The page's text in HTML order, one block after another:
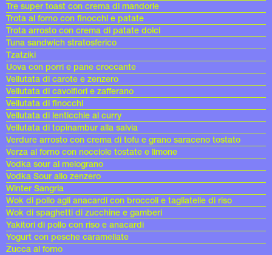
Tre super toast con crema di mandorle
Trota al forno con finocchi e patate
Trota arrosto con crema di patate dolci
Tuna sandwich stratosferico
Tzatziki
Uova con porri e pane croccante
Vellutata di carote e zenzero
Vellutata di cavolfiori e zafferano
Vellutata di finocchi
Vellutata di lenticchie al curry
Vellutata di topinambur alla salvia
Verdure arrosto con crema di tofu e grano saraceno tostato
Verza al forno con nocciole tostate e limone
Vodka sour al melograno
Vodka Sour allo zenzero
Winter Sangria
Wok di pollo agli anacardi con broccoli e tagliatelle di riso
Wok di spaghetti di zucchine e gamberi
Yakitori di pollo con riso e anacardi
Yogurt con pesche caramellate
Zucca al forno